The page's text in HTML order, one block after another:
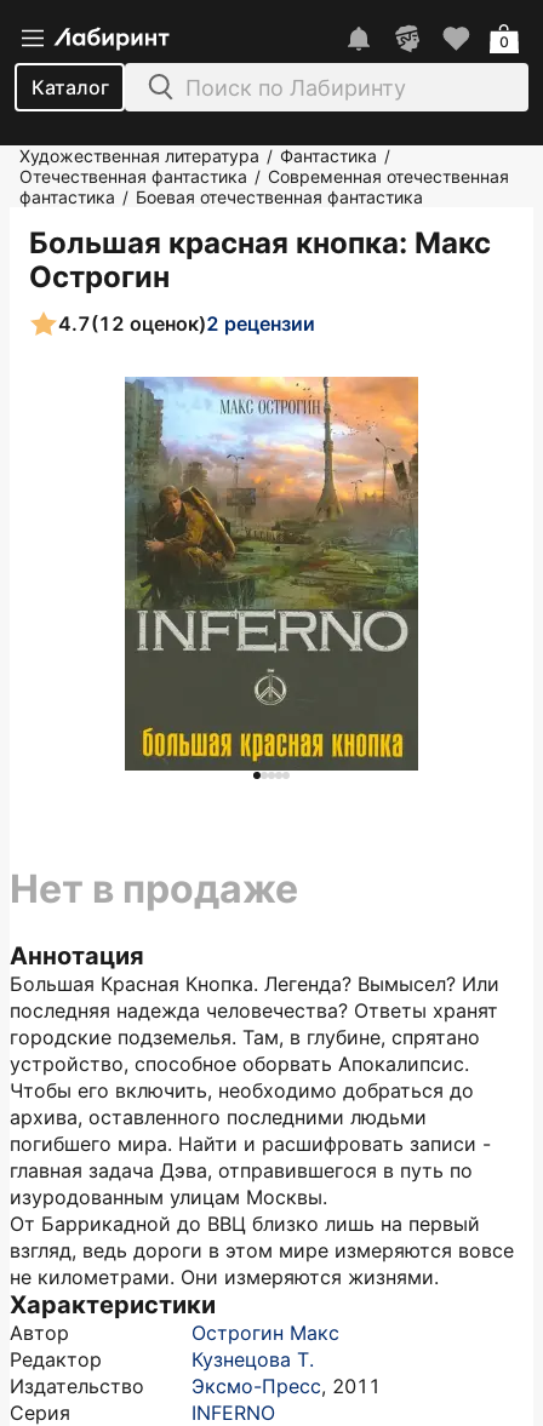
Каталог
0
Художественная литература / Фантастика /
Отечественная фантастика / Современная отечественная
фантастика / Боевая отечественная фантастика
Большая красная кнопка: Макс
Острогин
4.7(12 оценок)2 рецензии
Аннотация
Большая Красная Кнопка. Легенда? Вымысел? Или
последняя надежда человечества? Ответы хранят
городские подземелья. Там, в глубине, спрятано
устройство, способное оборвать Апокалипсис.
Чтобы его включить, необходимо добраться до
архива, оставленного последними людьми
погибшего мира. Найти и расшифровать записи -
главная задача Дэва, отправившегося в путь по
изуродованным улицам Москвы.
От Баррикадной до ВВЦ близко лишь на первый
взгляд, ведь дороги в этом мире измеряются вовсе
не километрами. Они измеряются жизнями.
Характеристики
Автор
Острогин Макс
Редактор
Кузнецова Т.
Издательство
Эксмо-Пресс, 2011
Серия
INFERNO
Нет в продаже